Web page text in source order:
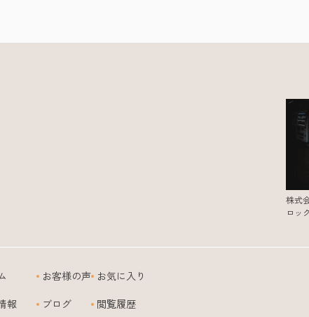
株式
ロッ
報
お客様の声
ブログ
お気に入り
閲覧履歴